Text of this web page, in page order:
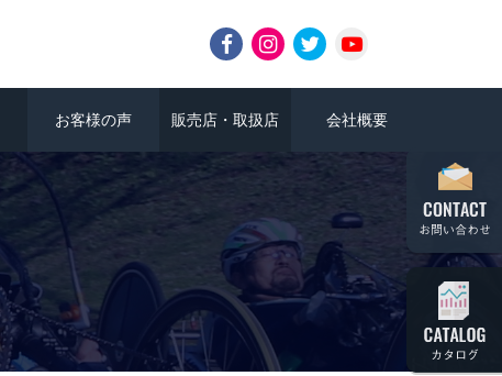
お客様の声 販売店・取扱店 会社概要